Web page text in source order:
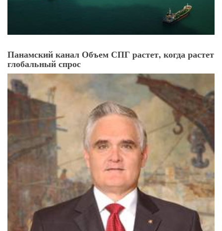
Панамский канал Объем СПГ растет, когда растет
глобальный спрос